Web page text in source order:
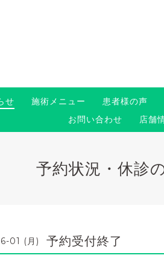
せ 施術メニュー 患者様の声
お問い合わせ
店舗
予約状況・休診
01 (月) 予約受付終了